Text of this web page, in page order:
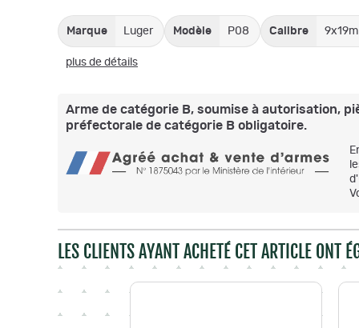
Marque Luger Modèle P08 Calibre
plus de détails
Arme de catégorie B, soumise à autorisation,
préfectorale de catégorie B obligatoire.
LES CLIENTS AYANT ACHETÉ CET ARTICLE ONT